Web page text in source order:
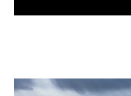
gli eventi del